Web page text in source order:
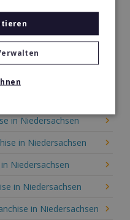
in
in Niedersachsen
in
in Niedersachsen
in Niedersachsen
Niedersachsen
in Niedersachsen
in Niedersachsen